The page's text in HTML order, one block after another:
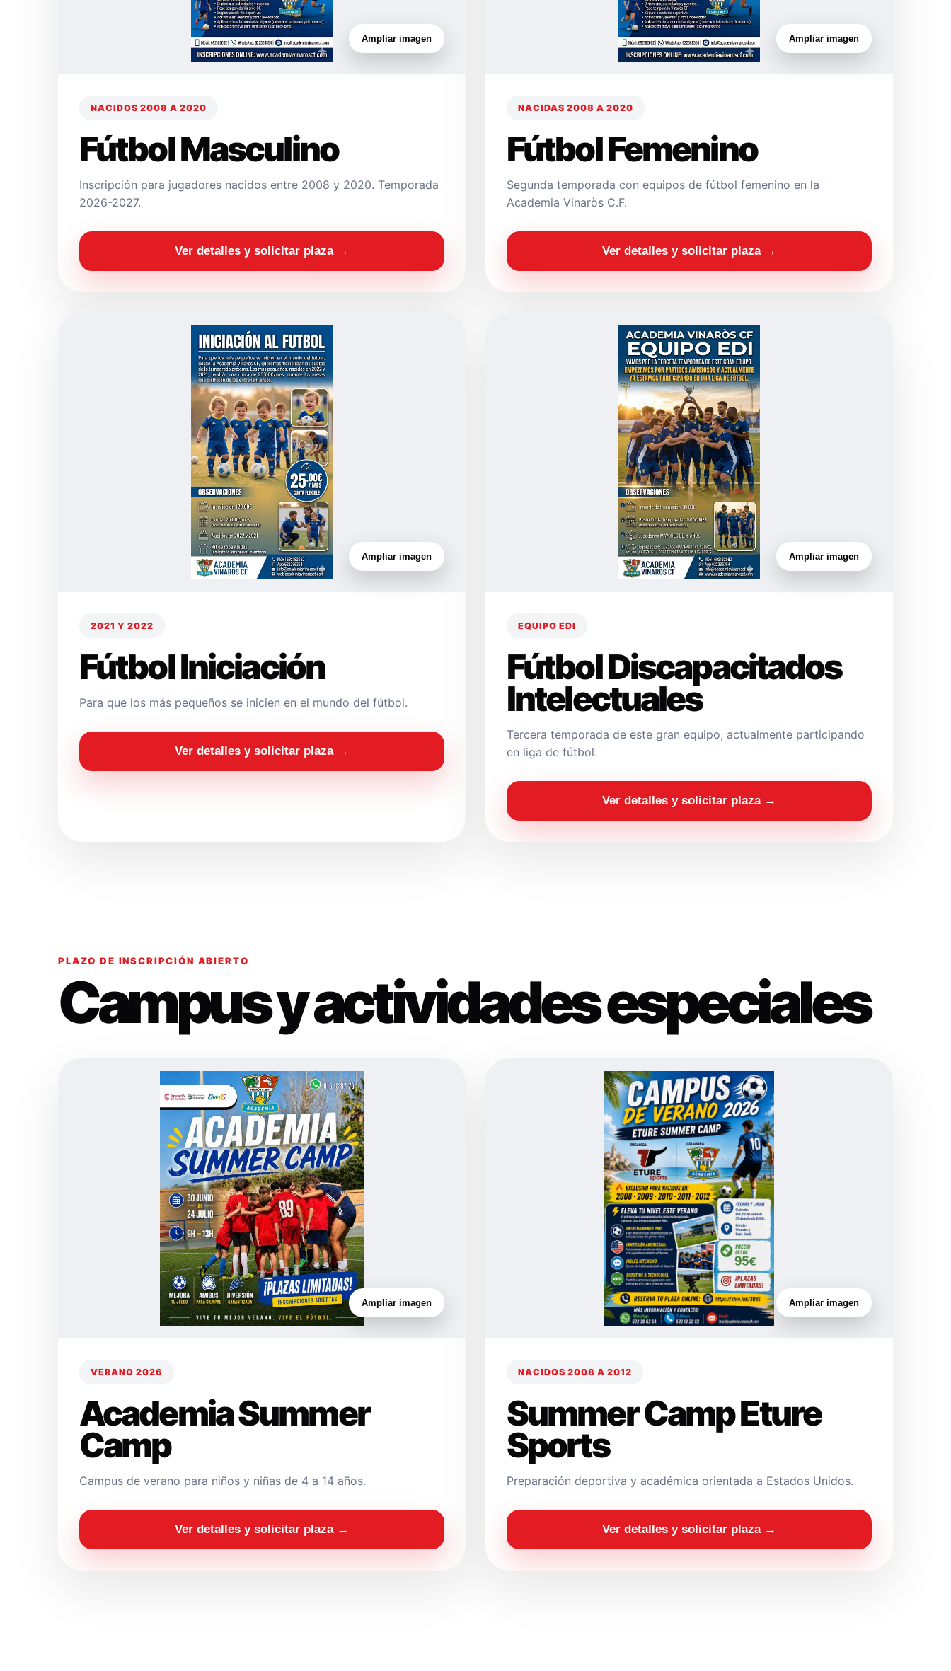
Ampliar imagen
NACIDOS 2008 A 2020
Fútbol Masculino
Inscripción para jugadores nacidos entre 2008 y 2020. Temporada
2026-2027.
Ver detalles y solicitar plaza →
Ampliar imagen
NACIDAS 2008 A 2020
Fútbol Femenino
Segunda temporada con equipos de fútbol femenino en la
Academia Vinaròs C.F.
Ver detalles y solicitar plaza →
Ampliar imagen
2021 Y 2022
Fútbol Iniciación
Para que los más pequeños se inicien en el mundo del fútbol.
Ver detalles y solicitar plaza →
Ampliar imagen
EQUIPO EDI
Fútbol Discapacitados
Intelectuales
Tercera temporada de este gran equipo, actualmente participando
en liga de fútbol.
Ver detalles y solicitar plaza →
PLAZO DE INSCRIPCIÓN ABIERTO
Campus y actividades especiales
Ampliar imagen
VERANO 2026
Academia Summer
Camp
Campus de verano para niños y niñas de 4 a 14 años.
Ver detalles y solicitar plaza →
Ampliar imagen
NACIDOS 2008 A 2012
Summer Camp Eture
Sports
Preparación deportiva y académica orientada a Estados Unidos.
Ver detalles y solicitar plaza →